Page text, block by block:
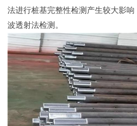
法进行桩基完整性检测产生较大影
波透射法检测。